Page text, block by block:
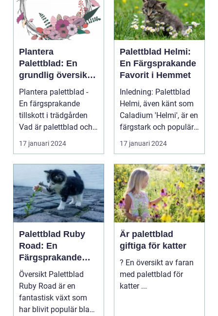
Plantera
Palettblad: En
grundlig översikt
och presentation
Plantera palettblad -
En färgsprakande
tillskott i trädgården
Vad är palettblad och
vilka typer fin...
17 januari 2024
Palettblad Helmi:
En Färgsprakande
Favorit i Hemmet
Inledning: Palettblad
Helmi, även känt som
Caladium 'Helmi', är en
färgstark och populär
växt som ha...
17 januari 2024
Palettblad Ruby
Road: En
Färgsprakande
Skapelse För
Trädgården
Översikt Palettblad
Ruby Road är en
fantastisk växt som
har blivit populär bland
Är palettblad
giftiga för katter
? En översikt av faran
med palettblad för
katter ...